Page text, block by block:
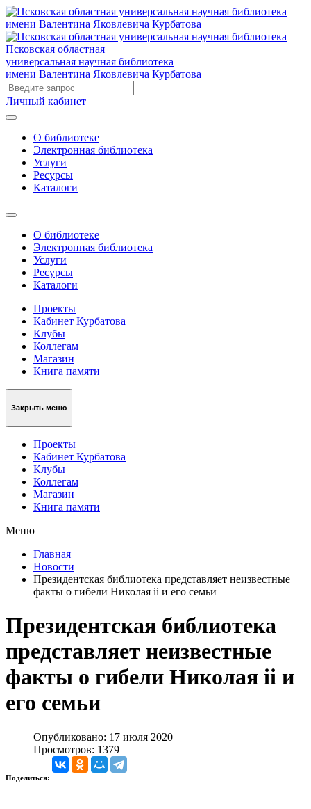
Псковская областная
универсальная научная библиотека
имени Валентина Яковлевича Курбатова
Личный кабинет
О библиотеке
Электронная библиотека
Услуги
Ресурсы
Каталоги
О библиотеке
Электронная библиотека
Услуги
Ресурсы
Каталоги
Проекты
Кабинет Курбатова
Клубы
Коллегам
Магазин
Книга памяти
Закрыть меню
Проекты
Кабинет Курбатова
Клубы
Коллегам
Магазин
Книга памяти
Меню
Главная
Новости
Президентская библиотека представляет неизвестные
факты о гибели Николая ii и его семьи
Президентская библиотека
представляет неизвестные
факты о гибели Николая ii и
его семьи
Опубликовано: 17 июля 2020
Просмотров: 1379
Поделиться: